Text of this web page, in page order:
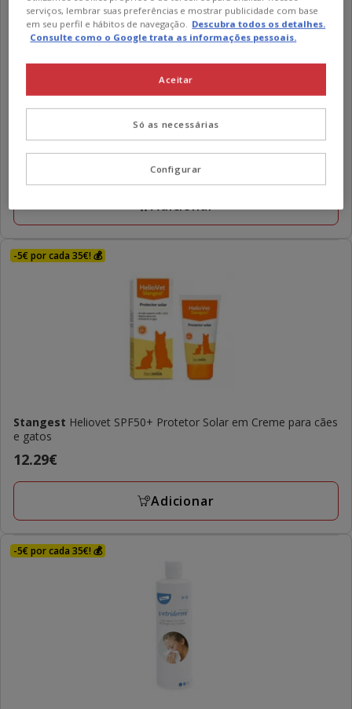
DouxoPya Algodão Desinfetante para cães e gatos
17.59€
Adicionar
-5€ por cada 35€! 💰
Stangest Heliovet SPF50+ Protetor Solar em Creme para cães
e gatos
Preço
12.29€
12.29€
Adicionar
-5€ por cada 35€! 💰
serviços, lembrar suas preferências e mostrar publicidade com base
em seu perfil e hábitos de navegação. Descubra todos os detalhes.
Consulte como o Google trata as informações pessoais.
Só as necessárias
Aceitar
Configurar